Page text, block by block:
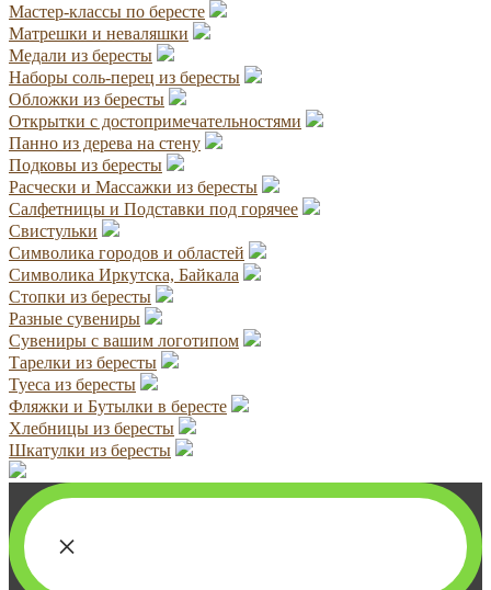
Мастер-классы по бересте
Матрешки и неваляшки
Медали из бересты
Наборы соль-перец из бересты
Обложки из бересты
Открытки с достопримечательностями
Панно из дерева на стену
Подковы из бересты
Расчески и Массажки из бересты
Салфетницы и Подставки под горячее
Свистульки
Символика городов и областей
Символика Иркутска, Байкала
Стопки из бересты
Разные сувениры
Сувениры с вашим логотипом
Тарелки из бересты
Туеса из бересты
Фляжки и Бутылки в бересте
Хлебницы из бересты
Шкатулки из бересты
×